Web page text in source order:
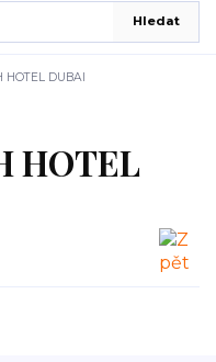
Hledat
HOTEL DUBAI
HOTEL